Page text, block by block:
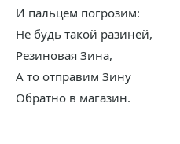
И пальцем погрозим:
Не будь такой разиней,
Резиновая Зина,
А то отправим Зину
Обратно в магазин.